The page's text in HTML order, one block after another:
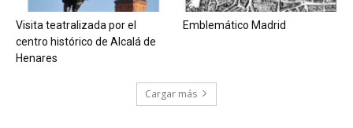
Visita teatralizada por el
centro histórico de Alcalá de
Henares
Emblemático Madrid
Cargar más